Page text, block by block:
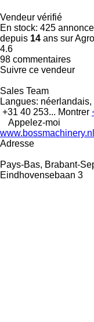
Vendeur vérifié
En stock: 425
depuis 14 ans sur
4.6
98 commentaires
Suivre ce vendeur
Sales Team
Langues:
+31 40 253... Montrer
Appelez-moi
www.bossmachinery.nl
Adresse
Pays-Bas, Brabant-
Eindhovensebaan 3